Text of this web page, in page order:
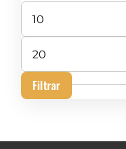
Precio
mínimo
Precio
máximo
Filtrar